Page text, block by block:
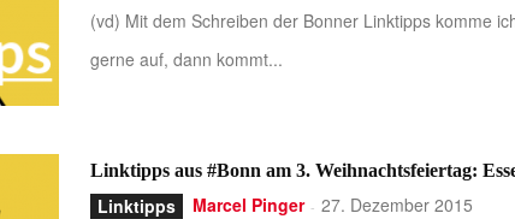
(vd) Mit dem Schreiben der Bonner Linktipps komme
gerne auf, dann kommt...
Linktipps aus #Bonn am 3. Weihnachtsfeiertag:
Linktipps Marcel Pinger - 27. Dezember 2015